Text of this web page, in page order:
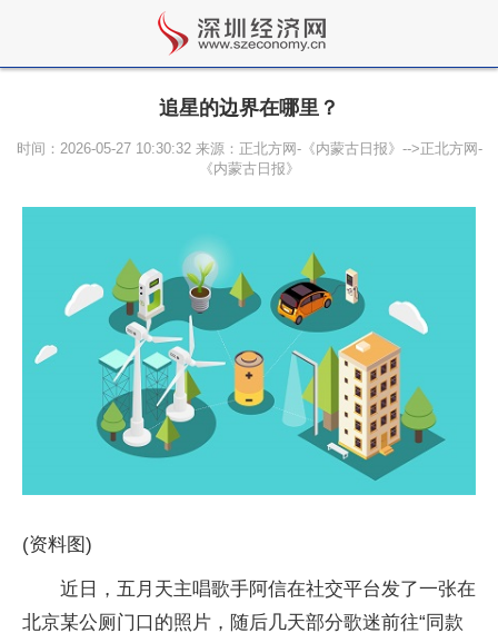
追星的边界在哪里？
时间：2026-05-27 10:30:32 来源：正北方网-《内蒙古日报》-->正北方网-
《内蒙古日报》
(资料图)
近日，五月天主唱歌手阿信在社交平台发了一张在
北京某公厕门口的照片，随后几天部分歌迷前往“同款